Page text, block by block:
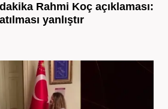
Rahmi Koç açıklaması:
yanlıştır